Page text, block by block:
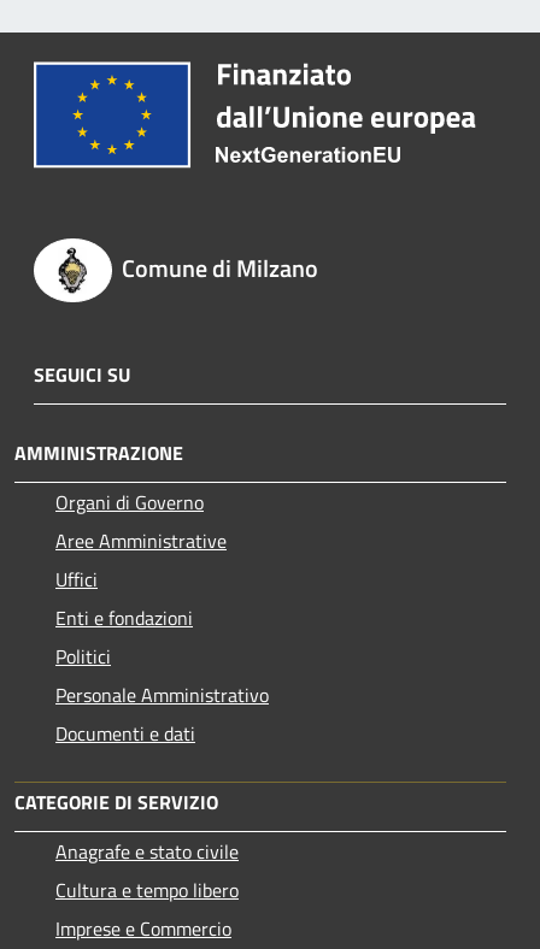
Comune di Milzano
SEGUICI SU
AMMINISTRAZIONE
Organi di Governo
Aree Amministrative
Uffici
Enti e fondazioni
Politici
Personale Amministrativo
Documenti e dati
CATEGORIE DI SERVIZIO
Anagrafe e stato civile
Cultura e tempo libero
Imprese e Commercio